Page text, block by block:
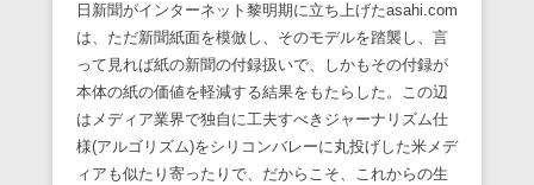
日新聞がインターネット黎明期に立ち上げたasahi.com
は、ただ新聞紙面を模倣し、そのモデルを踏襲し、言
って見れば紙の新聞の付録扱いで、しかもその付録が
本体の紙の価値を軽減する結果をもたらした。この辺
はメディア業界で独自に工夫すべきジャーナリズム仕
様(アルゴリズム)をシリコンバレーに丸投げした米メデ
ィアも似たり寄ったりで、だからこそ、これからの生